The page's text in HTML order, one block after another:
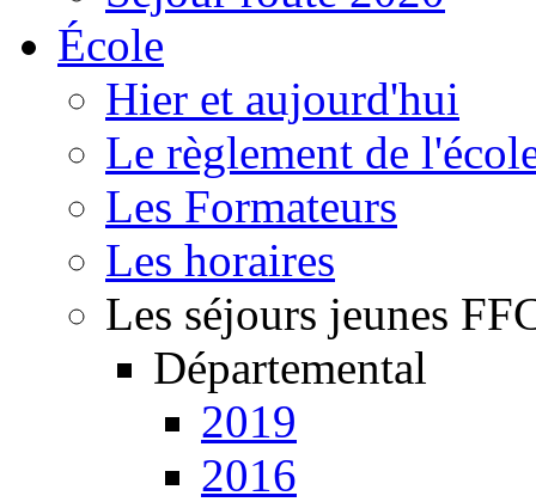
École
Hier et aujourd'hui
Le règlement de
Les Formateurs
Les horaires
Les séjours jeunes
Départemental
2019
2016